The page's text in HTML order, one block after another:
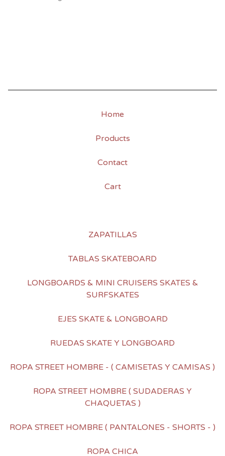
Home
Products
Contact
Cart
ZAPATILLAS
TABLAS SKATEBOARD
LONGBOARDS & MINI CRUISERS SKATES &
SURFSKATES
EJES SKATE & LONGBOARD
RUEDAS SKATE Y LONGBOARD
ROPA STREET HOMBRE - ( CAMISETAS Y CAMISAS )
ROPA STREET HOMBRE ( SUDADERAS Y
CHAQUETAS )
ROPA STREET HOMBRE ( PANTALONES - SHORTS - )
ROPA CHICA